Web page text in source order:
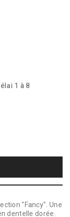
1 à 8
"Fancy". Une
dentelle dorée.